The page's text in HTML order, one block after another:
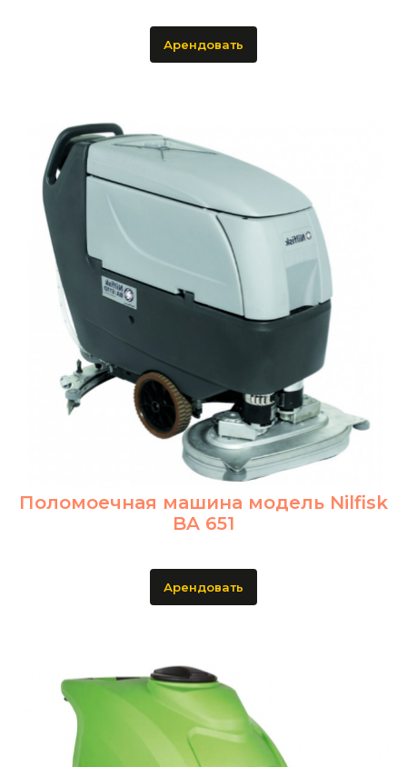
Арендовать
Поломоечная машина модель Nilfisk
BA 651
Арендовать